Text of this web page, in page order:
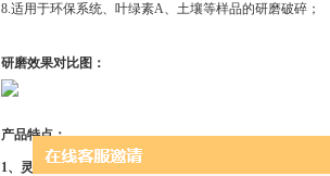
8.适用于环保系统、叶绿素A、土壤等样品的研磨破碎；
研磨效果对比图：
产品特点：
1、灵活的研磨器：更换不同的主机及适配器，至多可以